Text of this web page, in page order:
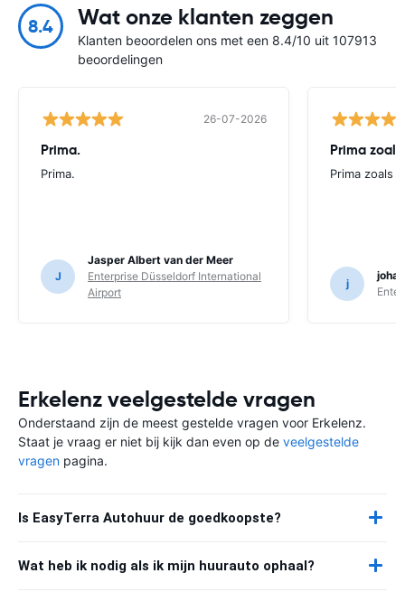
8.4 Wat onze klanten zeggen
Klanten beoordelen ons met een 8.4/10 uit 107913
beoordelingen
26-07-2026
Prima.
Prima.
J
Jasper Albert van der Meer
Enterprise Düsseldorf International
Airport
Prima
Prima zoals
j
Erkelenz veelgestelde vragen
Onderstaand zijn de meest gestelde vragen voor Erkelenz.
Staat je vraag er niet bij kijk dan even op de veelgestelde
vragen pagina.
Is EasyTerra Autohuur de goedkoopste?
Wat heb ik nodig als ik mijn huurauto ophaal?